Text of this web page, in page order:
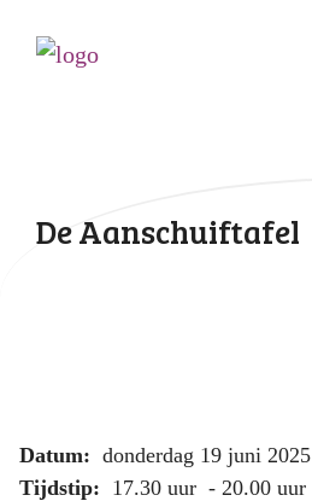
De Aanschuiftafel
Datum: donderdag 19 juni 2025
Tijdstip: 17.30 uur - 20.00 uur